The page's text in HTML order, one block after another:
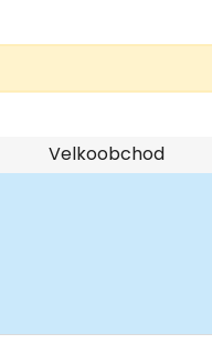
Velkoobchod